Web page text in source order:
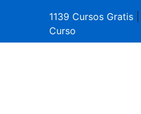
1139 Cursos Gratis
Curso